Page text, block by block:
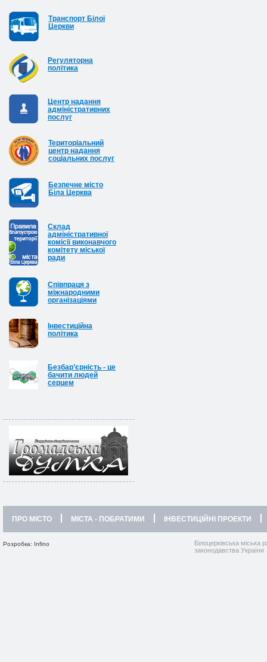
Транспорт Білої
Церкви
Регуляторна
політика
Центр надання
адміністративних
послуг
Територіальний
центр надання
соціальних послуг
Безпечне місто
Біла Церква
Cклад
адміністративної
комісії виконавчого
комітету міської
ради
Співпраця з
міжнародними
організаціями
Інвестиційна
політика
Безбар’єрність - це
бачити людей
серцем
ПРО МІСТО МІСТА - ПОБРАТИМИ ІНВЕСТИЦІЙНІ ПРОЕКТИ
Розробка: Infino
Білоцерківська міська
законодавства України